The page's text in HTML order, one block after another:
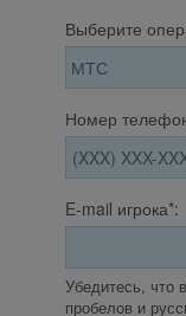
Выберите
Номер
E-mail игрока*:
Убедитесь, что
пробелов и